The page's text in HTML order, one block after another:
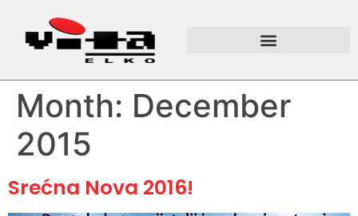
Month: December
2015
Srećna Nova 2016!